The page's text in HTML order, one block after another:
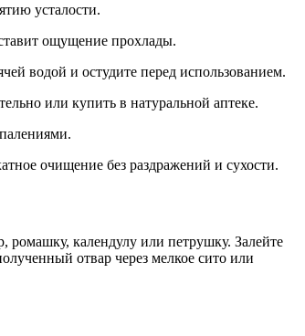
усталости.
ощущение прохлады.
водой и остудите перед использованием.
или купить в натуральной аптеке.
очищение без раздражений и сухости.
календулу или петрушку. Залейте
отвар через мелкое сито или